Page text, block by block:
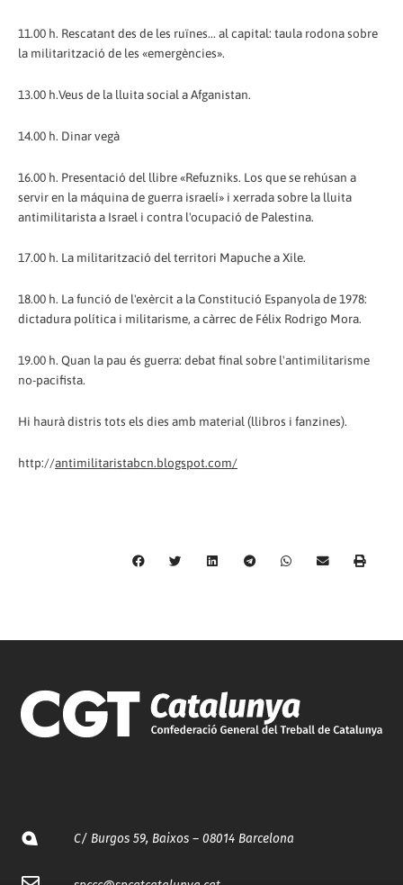
11.00 h. Rescatant des de les ruïnes... al capital: taula rodona sobre
la militarització de les «emergències».
13.00 h.Veus de la lluita social a Afganistan.
14.00 h. Dinar vegà
16.00 h. Presentació del llibre «Refuzniks. Los que se rehúsan a
servir en la máquina de guerra israelí» i xerrada sobre la lluita
antimilitarista a Israel i contra l'ocupació de Palestina.
17.00 h. La militarització del territori Mapuche a Xile.
18.00 h. La funció de l'exèrcit a la Constitució Espanyola de 1978:
dictadura política i militarisme, a càrrec de Félix Rodrigo Mora.
19.00 h. Quan la pau és guerra: debat final sobre l'antimilitarisme
no-pacifista.
Hi haurà distris tots els dies amb material (llibros i fanzines).
http://antimilitaristabcn.blogspot.com/
C/ Burgos 59, Baixos – 08014 Barcelona